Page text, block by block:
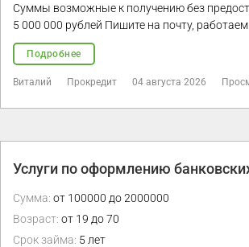
Суммы возможные к получению без
5 000 000 рублей Пишите на почту,
Подробнее
Виталий Прокредит 04 августа 2026
Услуги по оформлению
Сумма: от 100000 до 2000000
Возраст: от 19 до 70
Срок займа: 5 лет